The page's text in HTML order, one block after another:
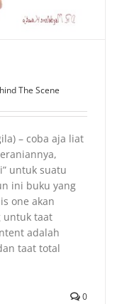
The Scene
– coba aja liat
untuk suatu
ini buku yang
one akan
untuk taat
adalah
taat total
0